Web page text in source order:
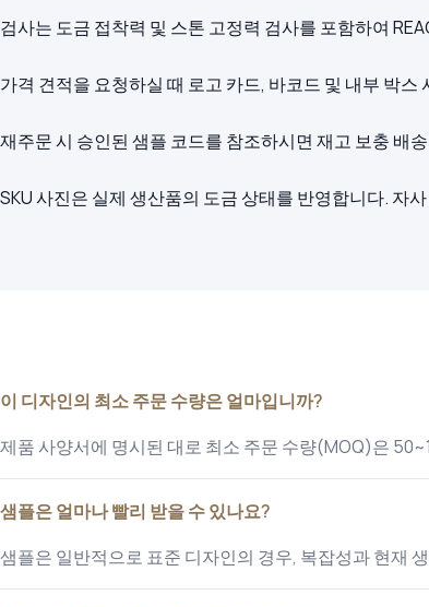
검사는 도금 접착력 및 스톤 고정력 검사를 포함하여
가격 견적을 요청하실 때 로고 카드, 바코드 및 내부 박
재주문 시 승인된 샘플 코드를 참조하시면 재고 보충 배
SKU 사진은 실제 생산품의 도금 상태를 반영합니다. 자
이 디자인의 최소 주문 수량은 얼마입니까?
제품 사양서에 명시된 대로 최소 주문 수량(MOQ)은
샘플은 얼마나 빨리 받을 수 있나요?
샘플은 일반적으로 표준 디자인의 경우, 복잡성과 현재